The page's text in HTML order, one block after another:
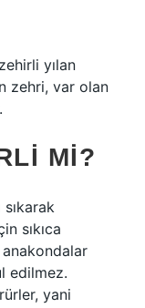
yılan
zehri, var olan
MI?
sıkıca
edilmez.
yani